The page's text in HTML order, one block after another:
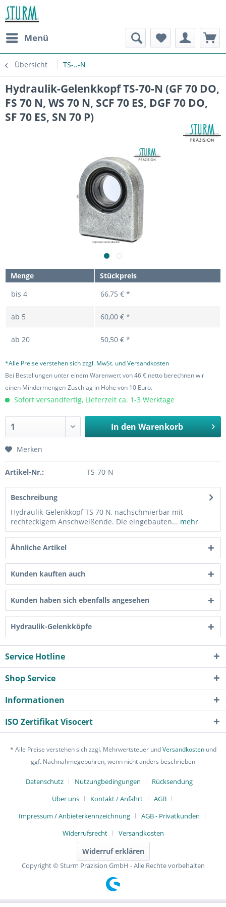
Menü
Übersicht TS-..-N
Hydraulik-Gelenkkopf TS-70-N (GF 70 DO,
FS 70 N, WS 70 N, SCF 70 ES, DGF 70 DO,
SF 70 ES, SN 70 P)
Menge
Stückpreis
bis 4 66,75 € *
ab 5 60,00 € *
ab 20 50,50 € *
*Alle Preise verstehen sich zzgl. MwSt. und Versandkosten
Bei Bestellungen unter einem Warenwert von 46 € netto berechnen wir
einen Mindermengen-Zuschlag in Höhe von 10 Euro.
Sofort versandfertig, Lieferzeit ca. 1-3 Werktage
In den Warenkorb
Merken
Artikel-Nr.: TS-70-N
Beschreibung
Hydraulik-Gelenkkopf TS 70 N, nachschmierbar mit
rechteckigem Anschweißende. Die eingebauten... mehr
Ähnliche Artikel
Kunden kauften auch
Kunden haben sich ebenfalls angesehen
Hydraulik-Gelenkköpfe
Service Hotline
Shop Service
Informationen
ISO Zertifikat Visocert
* Alle Preise verstehen sich zzgl. Mehrwertsteuer undVersandkostenund
ggf. Nachnahmegebühren, wenn nicht anders beschrieben
Datenschutz Nutzungbedingungen
Rücksendung
Über uns
Kontakt / Anfahrt
AGB
Impressum / Anbieterkennzeichnung
AGB - Privatkunden
Widerrufsrecht
Versandkosten
Widerruf erklären
Copyright © Sturm Präzision GmbH - Alle Rechte vorbehalten